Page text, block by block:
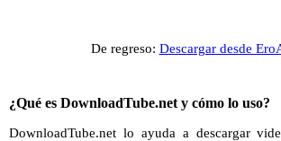
De regreso: Descargar desde
¿Qué es DownloadTube.net y cómo lo uso?
DownloadTube.net lo ayuda a descargar